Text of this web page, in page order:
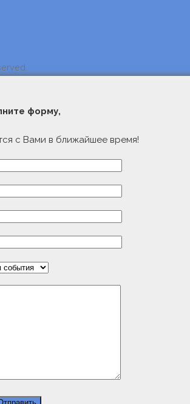
форму,
с Вами в ближайшее время!